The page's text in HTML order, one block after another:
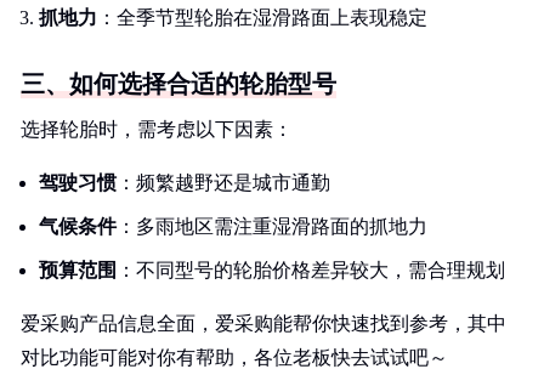
抓地力 ：全季节型轮胎在湿滑路面上表现稳定
三、如何选择合适的轮胎型号
选择轮胎时，需考虑以下因素：
驾驶习惯：频繁越野还是城市通勤
气候条件：多雨地区需注重湿滑路面的抓地力
预算范围 ：不同型号的轮胎价格差异较大，需合理规划
爱采购产品信息全面，爱采购能帮你快速找到参考，其中
对比功能可能对你有帮助，各位老板快去试试吧～